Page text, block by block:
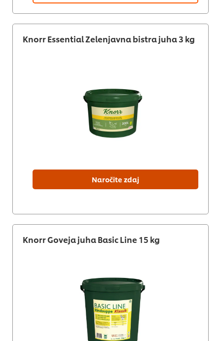
Knorr Essential Zelenjavna bistra juha 3 kg
Naročite zdaj
Knorr Goveja juha Basic Line 15 kg